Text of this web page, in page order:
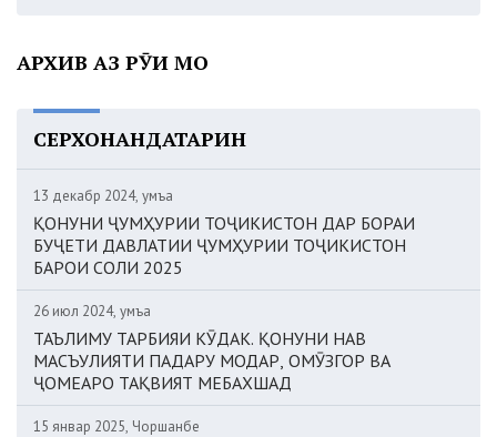
АРХИВ АЗ РӮИ МОҲ
СЕРХОНАНДАТАРИН
13 декабр 2024, Ҷумъа
ҚОНУНИ ҶУМҲУРИИ ТОҶИКИСТОН ДАР БОРАИ
БУҶЕТИ ДАВЛАТИИ ҶУМҲУРИИ ТОҶИКИСТОН
БАРОИ СОЛИ 2025
26 июл 2024, Ҷумъа
ТАЪЛИМУ ТАРБИЯИ КӮДАК. ҚОНУНИ НАВ
МАСЪУЛИЯТИ ПАДАРУ МОДАР, ОМӮЗГОР ВА
ҶОМЕАРО ТАҚВИЯТ МЕБАХШАД
15 январ 2025, Чоршанбе